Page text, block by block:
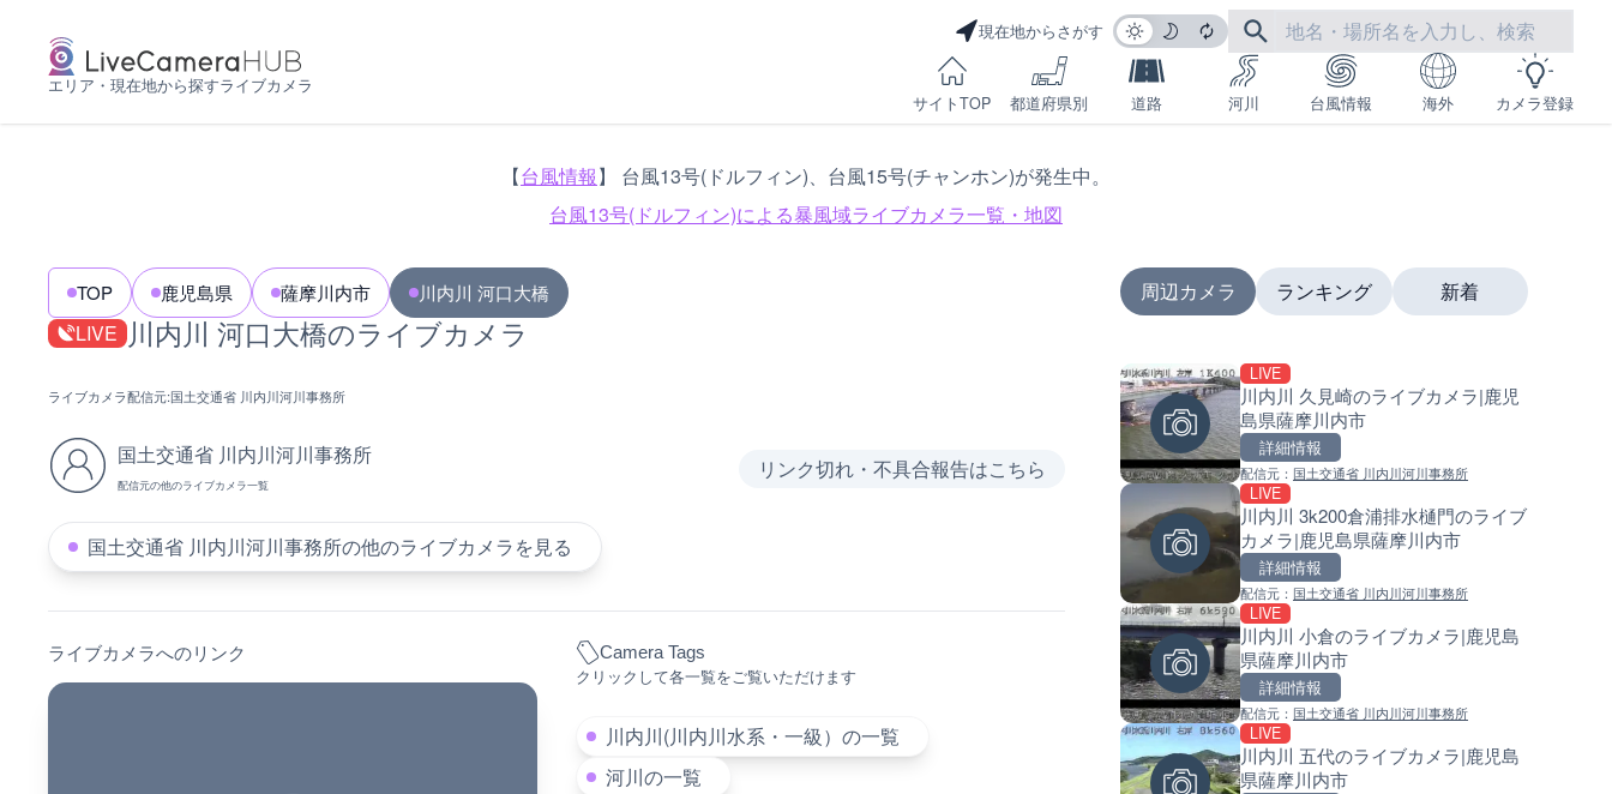
エリア・現在地から探すライブカメラ
現在地からさがす
サイトTOP 都道府県別 道路 河川 台風情報 海外 カメラ登録
【台風情報】 台風13号(ドルフィン)、台風15号(チャンホン)が発生中。
台風13号(ドルフィン)による暴風域ライブカメラ一覧・地図
TOP 鹿児島県 薩摩川内市 川内川 河口大橋
LIVE 川内川 河口大橋のライブカメラ
ライブカメラ配信元:国土交通省 川内川河川事務所
国土交通省 川内川河川事務所
配信元の他のライブカメラ一覧
リンク切れ・不具合報告はこちら
国土交通省 川内川河川事務所の他のライブカメラを見る
ライブカメラへのリンク Camera Tags
クリックして各一覧をご覧いただけます
川内川(川内川水系・一級）の一覧
河川の一覧
周辺カメラ
LIVE
川内川 久見崎のライブカメラ|鹿児
島県薩摩川内市
詳細情報
配信元： 国土交通省 川内川河川事務所
LIVE
川内川 3k200倉浦排水樋門のライブ
カメラ|鹿児島県薩摩川内市
詳細情報
配信元： 国土交通省 川内川河川事務所
LIVE
川内川 小倉のライブカメラ|鹿児島
県薩摩川内市
詳細情報
配信元： 国土交通省 川内川河川事務所
LIVE
川内川 五代のライブカメラ|鹿児島
県薩摩川内市
ランキング
沖永良部島海岸のライブカメ
児島県和泊町
配信元：和泊町
徳之島町亀津のライブカメラ|
島県徳之島町
配信元：Tokki Works
内海海水浴場のライブカメラ|
配信元：南知多町観光協会
手結港(YASU海の駅クラブ)の
新着
南出川水門付近のライブカメ
歌山県日高町
配信元：日高町役場
比井川水門付近から比井崎海
イブカメラ|和歌山県日高町
配信元：日高町役場
小浦川水門付近から小浦海水
配信元：日高町役場
産湯川水門付近のライブカメ